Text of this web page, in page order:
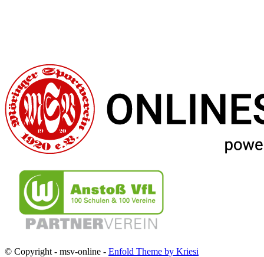
© Copyright - msv-online - Enfold Theme by Kriesi